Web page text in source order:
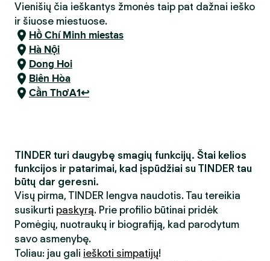
Vienišių čia ieškantys žmonės taip pat dažnai ieško
ir šiuose miestuose.
Hồ Chí Minh miestas
Hà Nội
Dong Hoi
Biên Hòa
Cần ThơA1↩
TINDER turi daugybę smagių funkcijų. Štai kelios
funkcijos ir patarimai, kad įspūdžiai su TINDER tau
būtų dar geresni.
Visų pirma, TINDER lengva naudotis. Tau tereikia
susikurti paskyrą. Prie profilio būtinai pridėk
Pomėgių, nuotraukų ir biografiją, kad parodytum
savo asmenybę.
Toliau: jau gali ieškoti simpatijų!